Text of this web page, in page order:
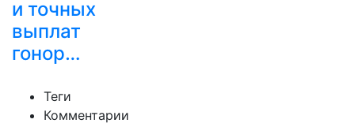
и точных
выплат
гонор…
Теги
Комментарии